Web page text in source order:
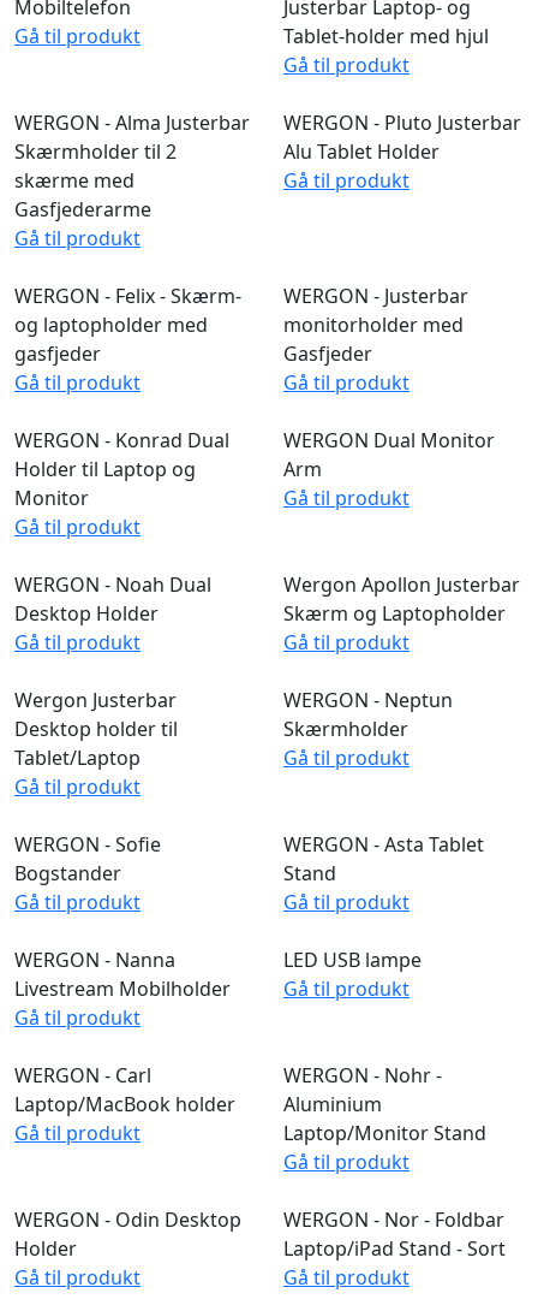
Princess of Thieves GSM -
Mobiltelefon
Gå til produkt
Justerbar Laptop- og
Tablet-holder med hjul
Gå til produkt
WERGON - Alma Justerbar
skærme med
Gasfjederarme
Gå til produkt
Gå til produkt
og laptopholder med
gasfjeder
Gå til produkt
monitorholder med
Gasfjeder
Gå til produkt
Holder til Laptop og
Monitor
Gå til produkt
Arm
Gå til produkt
WERGON - Noah Dual
Desktop Holder
Gå til produkt
Wergon Apollon Justerbar
Skærm og Laptopholder
Gå til produkt
Desktop holder til
Tablet/Laptop
Gå til produkt
Skærmholder
Gå til produkt
WERGON - Sofie
Bogstander
Gå til produkt
WERGON - Asta Tablet
Stand
WERGON - Nanna
Livestream Mobilholder
Gå til produkt
LED USB lampe
Gå til produkt
Laptop/MacBook holder
Gå til produkt
Aluminium
Laptop/Monitor Stand
Gå til produkt